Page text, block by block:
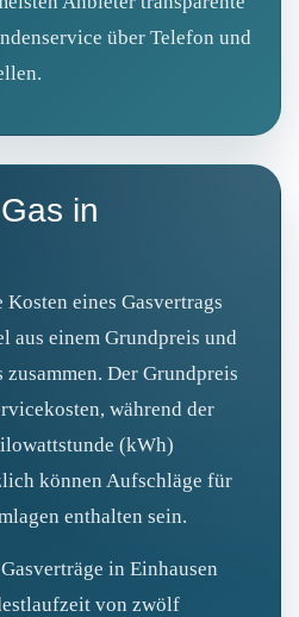
über Telefon und
in
Kosten eines Gasvertrags
aus einem Grundpreis und
Der Grundpreis
während der
(kWh)
können Aufschläge für
enthalten sein.
in Einhausen
von zwölf